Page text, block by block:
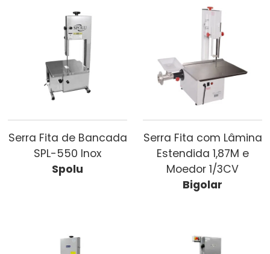
Serra Fita de Bancada
SPL-550 Inox
Spolu
Serra Fita com Lâmina
Estendida 1,87M e
Moedor 1/3CV
Bigolar